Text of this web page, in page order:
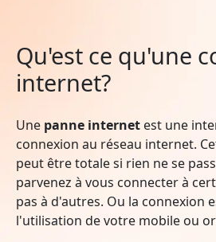
Qu'est ce qu'une
internet?
Une panne internet est une
connexion au réseau internet.
peut être totale si rien ne se
parvenez à vous connecter à
pas à d'autres. Ou la connexion
l'utilisation de votre mobile ou